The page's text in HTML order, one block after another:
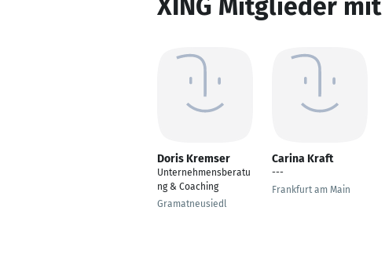
XING Mitglieder
Doris Kremser
Unternehmensberatu
ng & Coaching
Gramatneusiedl
Carina Kraft
---
Frankfurt am Main